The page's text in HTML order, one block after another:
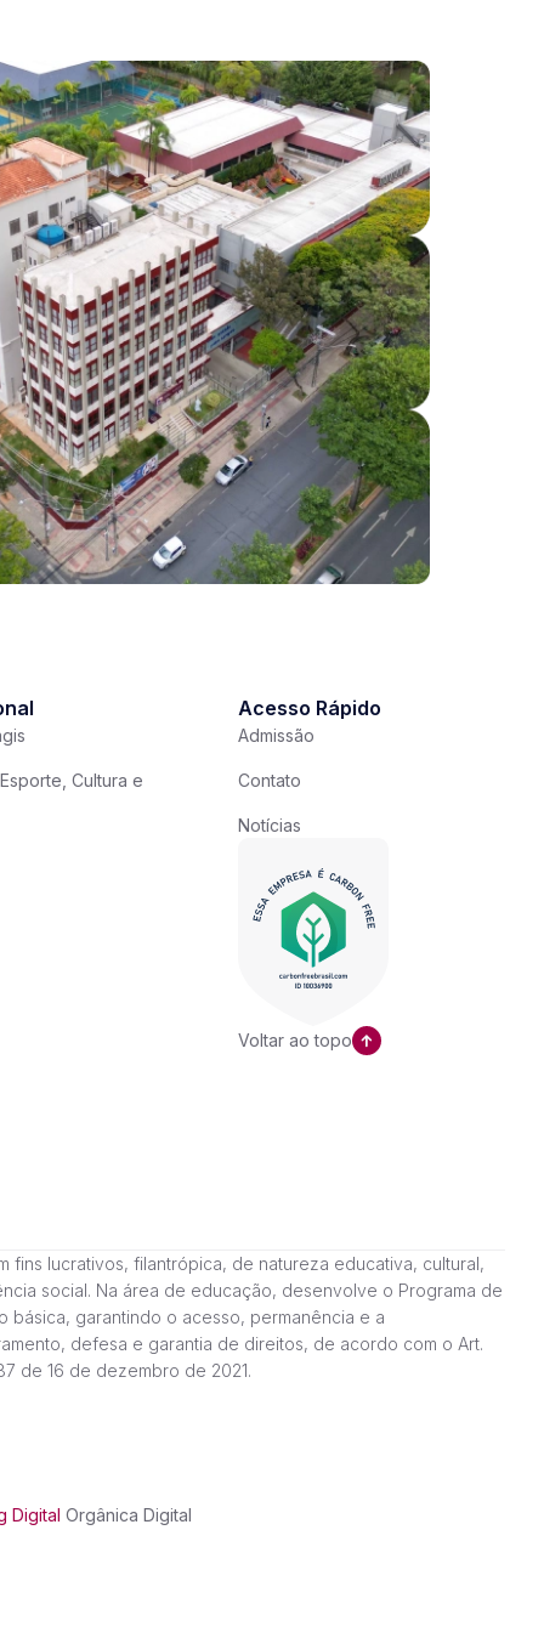
Cultura e
Acesso Rápido
Admissão
Contato
Notícias
Voltar ao topo
fins lucrativos, filantrópica, de natureza educativa, cultural,
social. Na área de educação, desenvolve o Programa de
básica, garantindo o acesso, permanência e a
defesa e garantia de direitos, de acordo com o Art.
de 16 de dezembro de 2021.
Digital Orgânica Digital